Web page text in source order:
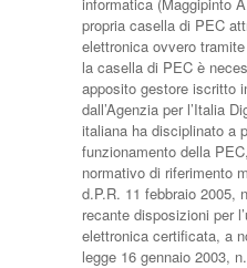
propria casella di PEC
elettronica ovvero
la casella di PEC è
apposito gestore iscritto
dall’Agenzia per l’Italia
italiana ha disciplinato a
funzionamento della
normativo di riferimento
d.P.R. 11 febbraio 2005,
recante disposizioni per
elettronica certificata, a
legge 16 gennaio 2003,